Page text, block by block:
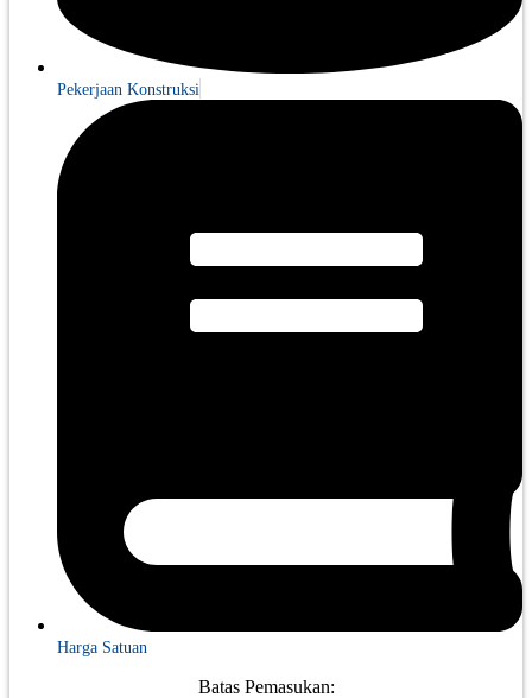
Pekerjaan Konstruksi
Harga Satuan
Batas Pemasukan: